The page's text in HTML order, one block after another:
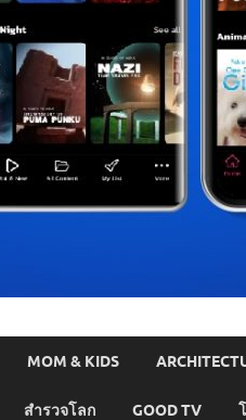
MOM & KIDS
สำรวจโลก GOOD TV